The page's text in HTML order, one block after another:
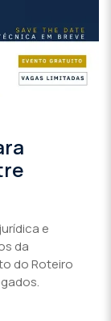
e
da
do Roteiro